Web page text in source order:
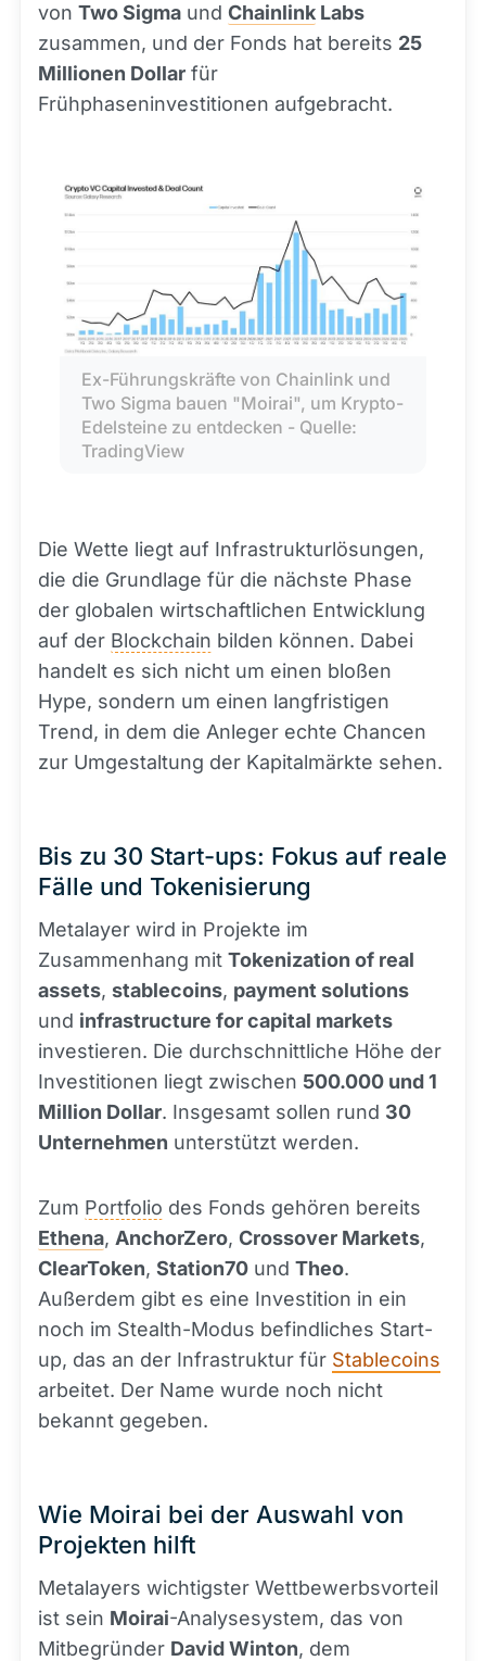
von Two Sigma und Chainlink Labs
zusammen, und der Fonds hat bereits 25
Millionen Dollar für
Frühphaseninvestitionen aufgebracht.
Ex-Führungskräfte von Chainlink und
Two Sigma bauen "Moirai", um Krypto-
Edelsteine zu entdecken - Quelle:
TradingView
Die Wette liegt auf Infrastrukturlösungen,
die die Grundlage für die nächste Phase
der globalen wirtschaftlichen Entwicklung
auf der Blockchain bilden können. Dabei
handelt es sich nicht um einen bloßen
Hype, sondern um einen langfristigen
Trend, in dem die Anleger echte Chancen
zur Umgestaltung der Kapitalmärkte sehen.
Bis zu 30 Start-ups: Fokus auf reale
Fälle und Tokenisierung
Metalayer wird in Projekte im
Zusammenhang mit Tokenization of real
assets, stablecoins, payment solutions
und infrastructure for capital markets
investieren. Die durchschnittliche Höhe der
Investitionen liegt zwischen 500.000 und 1
Million Dollar. Insgesamt sollen rund 30
Unternehmen unterstützt werden.
Zum Portfolio des Fonds gehören bereits
Ethena, AnchorZero, Crossover Markets,
ClearToken, Station70 und Theo.
Außerdem gibt es eine Investition in ein
noch im Stealth-Modus befindliches Start-
up, das an der Infrastruktur für Stablecoins
arbeitet. Der Name wurde noch nicht
bekannt gegeben.
Wie Moirai bei der Auswahl von
Projekten hilft
Metalayers wichtigster Wettbewerbsvorteil
ist sein Moirai-Analysesystem, das von
Mitbegründer David Winton, dem